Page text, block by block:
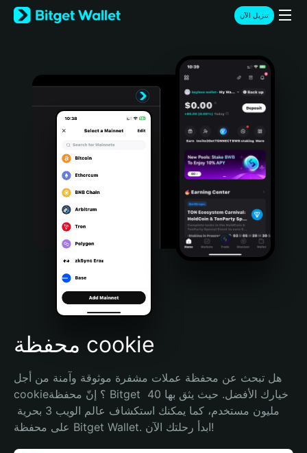
English
日本語
Türkçe
Português (Portugal)
Bahasa Indonesia
Português (Brasil)
Español (Argentina)
تنزيل الآن
محفظة cookie
هل تبحث عن محفظة عملات مشفرة موثوقة وآمنة من أجل
cookie؟ إنّ محفظة Bitget خيارك الأفضل. حيث يثق بها 40
على محفظة Bitget Wallet. ابدأ رحلتك الآن!